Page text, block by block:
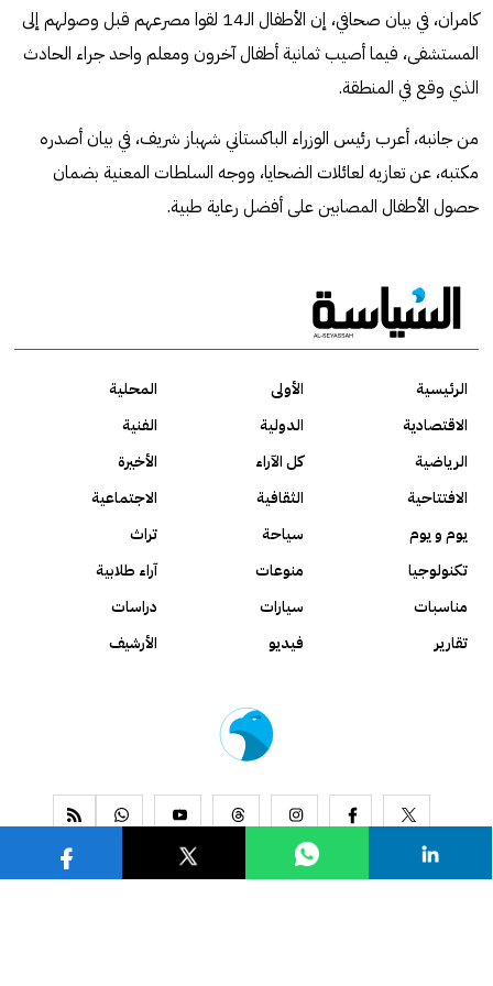
كامران، في بيان صحافي، إن الأطفال الـ14 لقوا مصرعهم قبل وصولهم إلى
المستشفى، فيما أصيب ثمانية أطفال آخرون ومعلم واحد جراء الحادث
الذي وقع في المنطقة.
من جانبه، أعرب رئيس الوزراء الباكستاني شهباز شريف، في بيان أصدره
مكتبه، عن تعازيه لعائلات الضحايا، ووجه السلطات المعنية بضمان
حصول الأطفال المصابين على أفضل رعاية طبية.
الرئيسية الأولى
المحلية
الاقتصادية
الدولية
الفنية
الرياضية
كل الآراء
الأخيرة
الافتتاحية
الثقافية
الاجتماعية
يوم و يوم
سياحة
تراث
تكنولوجيا
منوعات
آراء طلابية
مناسبات
سيارات
دراسات
تقارير
فيديو الأرشيف